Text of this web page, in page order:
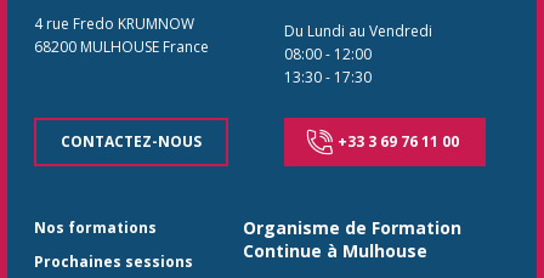
4 rue Fredo KRUMNOW
68200 MULHOUSE France
CONTACTEZ-NOUS
Du Lundi au Vendredi
08:00- 12:00
13:30- 17:30
+33 3 69 76 11 00
Nos formations
Prochaines sessions
Organisme de Formation
Continue à Mulhouse